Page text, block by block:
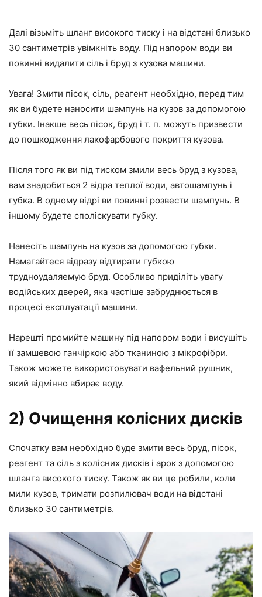
Далі візьміть шланг високого тиску і на відстані близько
30 сантиметрів увімкніть воду. Під напором води ви
повинні видалити сіль і бруд з кузова машини.
Увага! Змити пісок, сіль, реагент необхідно, перед тим
як ви будете наносити шампунь на кузов за допомогою
губки. Інакше весь пісок, бруд і т. п. можуть призвести
до пошкодження лакофарбового покриття кузова.
Після того як ви під тиском змили весь бруд з кузова,
вам знадобиться 2 відра теплої води, автошампунь і
губка. В одному відрі ви повинні розвести шампунь. В
іншому будете споліскувати губку.
Нанесіть шампунь на кузов за допомогою губки.
Намагайтеся відразу відтирати губкою
трудноудаляемую бруд. Особливо приділіть увагу
водійських дверей, яка частіше забруднюється в
процесі експлуатації машини.
Нарешті промийте машину під напором води і висушіть
її замшевою ганчіркою або тканиною з мікрофібри.
Також можете використовувати вафельний рушник,
який відмінно вбирає воду.
2) Очищення колісних дисків
Спочатку вам необхідно буде змити весь бруд, пісок,
реагент та сіль з колісних дисків і арок з допомогою
шланга високого тиску. Також як ви це робили, коли
мили кузов, тримати розпилювач води на відстані
близько 30 сантиметрів.